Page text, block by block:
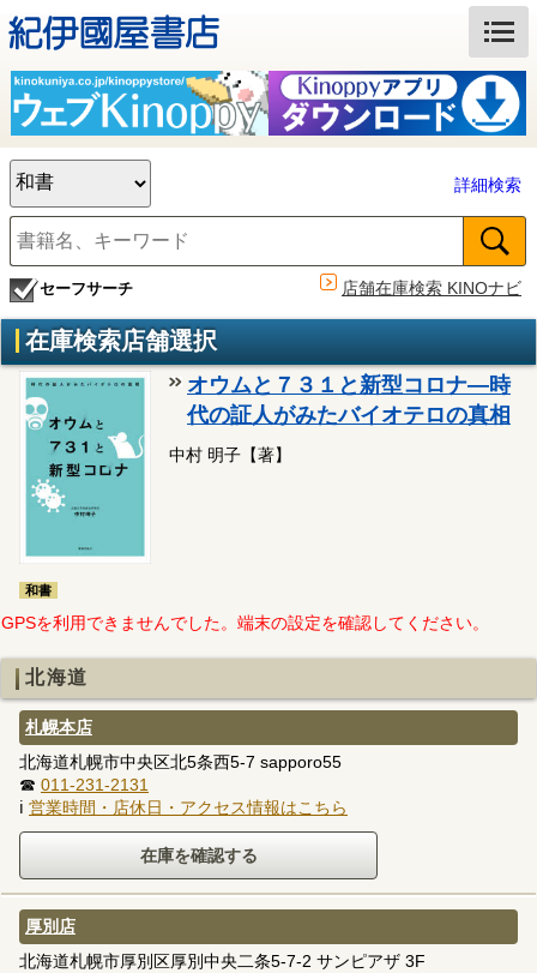
詳細検索
セーフサーチ 店舗在庫検索 KINOナビ
在庫検索店舗選択
和書
オウムと７３１と新型コロナ―時
代の証人がみたバイオテロの真相
中村 明子【著】
GPSを利用できませんでした。端末の設定を確認してください。
北海道
札幌本店
北海道札幌市中央区北5条西5-7 sapporo55
☎ 011-231-2131
ℹ 営業時間・店休日・アクセス情報はこちら
厚別店
北海道札幌市厚別区厚別中央二条5-7-2 サンピアザ 3F